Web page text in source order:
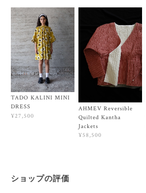
TADO KALINI MINI
DRESS
¥27,500
AHMEV Reversible
Quilted Kantha
Jackets
¥58,500
ショップの評価